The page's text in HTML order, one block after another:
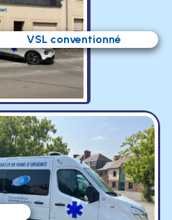
VSL conventionné